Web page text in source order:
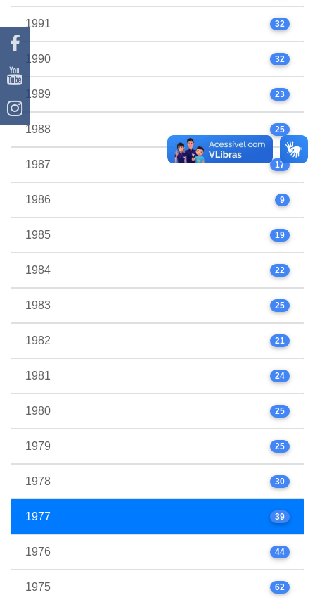
1991 32
1990 32
1989 23
1988 25
1987 17
1986 9
1985 19
1984 22
1983 25
1982 21
1981 24
1980 25
1979 25
1978 30
1977 39
1976 44
1975 62